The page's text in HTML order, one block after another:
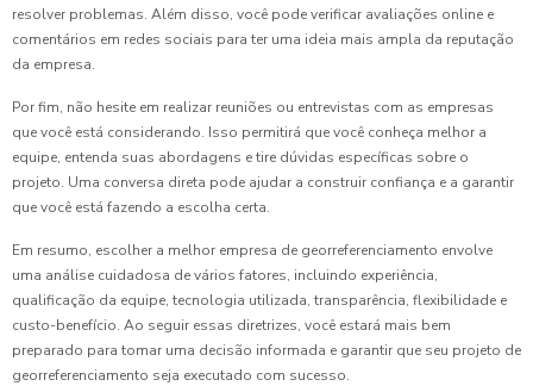
resolver problemas. Além disso, você pode verificar avaliações online e
comentários em redes sociais para ter uma ideia mais ampla da reputação
da empresa.
Por fim, não hesite em realizar reuniões ou entrevistas com as empresas
que você está considerando. Isso permitirá que você conheça melhor a
equipe, entenda suas abordagens e tire dúvidas específicas sobre o
projeto. Uma conversa direta pode ajudar a construir confiança e a garantir
que você está fazendo a escolha certa.
Em resumo, escolher a melhor empresa de georreferenciamento envolve
uma análise cuidadosa de vários fatores, incluindo experiência,
qualificação da equipe, tecnologia utilizada, transparência, flexibilidade e
custo-benefício. Ao seguir essas diretrizes, você estará mais bem
preparado para tomar uma decisão informada e garantir que seu projeto de
georreferenciamento seja executado com sucesso.